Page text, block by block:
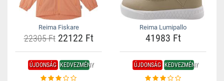
Reima Fiskare
22305 Ft22122 Ft
Reima Lumipallo
41983 Ft
ÚJDONSÁG KEDVEZMÉNY ÚJDONSÁG KEDVEZMÉNY